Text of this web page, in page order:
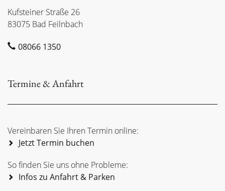
Kufsteiner Straße 26
83075 Bad Feilnbach
08066 1350
Termine & Anfahrt
Vereinbaren Sie Ihren Termin online:
Jetzt Termin buchen
So finden Sie uns ohne Probleme:
Infos zu Anfahrt & Parken